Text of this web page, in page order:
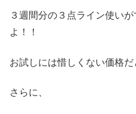
３週間分の３点ライン使い
よ！！
お試しには惜しくない価格だ
さらに、